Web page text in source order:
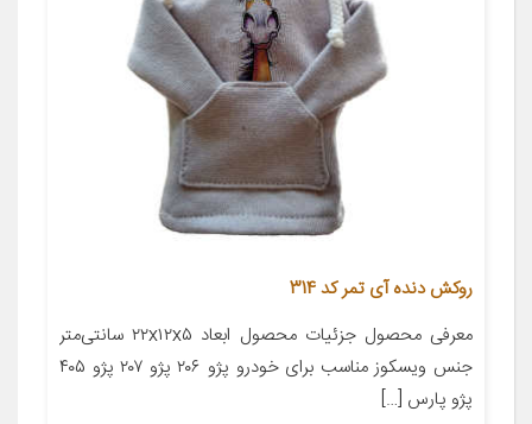
روکش دنده آی تمر کد 314
معرفی محصول جزئیات محصول ابعاد ۲۲x۱۲x۵ سانتی‌متر
جنس ویسکوز مناسب برای خودرو پژو ۲۰۶ پژو ۲۰۷ پژو ۴۰۵
پژو پارس […]